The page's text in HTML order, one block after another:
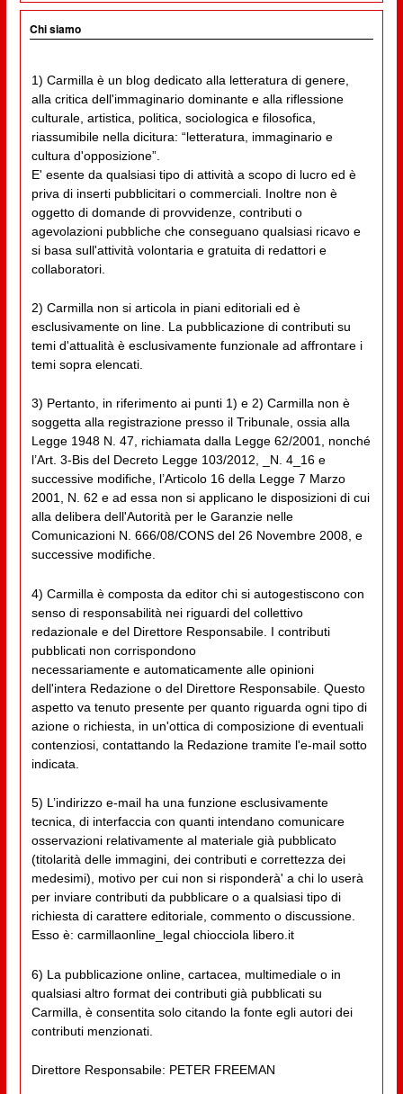
Chi siamo
1) Carmilla è un blog dedicato alla letteratura di genere,
alla critica dell'immaginario dominante e alla riflessione
culturale, artistica, politica, sociologica e filosofica,
riassumibile nella dicitura: “letteratura, immaginario e
cultura d'opposizione”.
E' esente da qualsiasi tipo di attività a scopo di lucro ed è
priva di inserti pubblicitari o commerciali. Inoltre non è
oggetto di domande di provvidenze, contributi o
agevolazioni pubbliche che conseguano qualsiasi ricavo e
si basa sull'attività volontaria e gratuita di redattori e
collaboratori.
2) Carmilla non si articola in piani editoriali ed è
esclusivamente on line. La pubblicazione di contributi su
temi d'attualità è esclusivamente funzionale ad affrontare i
temi sopra elencati.
3) Pertanto, in riferimento ai punti 1) e 2) Carmilla non è
soggetta alla registrazione presso il Tribunale, ossia alla
Legge 1948 N. 47, richiamata dalla Legge 62/2001, nonché
l’Art. 3-Bis del Decreto Legge 103/2012, _N. 4_16 e
successive modifiche, l’Articolo 16 della Legge 7 Marzo
2001, N. 62 e ad essa non si applicano le disposizioni di cui
alla delibera dell'Autorità per le Garanzie nelle
Comunicazioni N. 666/08/CONS del 26 Novembre 2008, e
successive modifiche.
4) Carmilla è composta da editor chi si autogestiscono con
senso di responsabilità nei riguardi del collettivo
redazionale e del Direttore Responsabile. I contributi
pubblicati non corrispondono
necessariamente e automaticamente alle opinioni
dell'intera Redazione o del Direttore Responsabile. Questo
aspetto va tenuto presente per quanto riguarda ogni tipo di
azione o richiesta, in un'ottica di composizione di eventuali
contenziosi, contattando la Redazione tramite l'e-mail sotto
indicata.
5) L’indirizzo e-mail ha una funzione esclusivamente
tecnica, di interfaccia con quanti intendano comunicare
osservazioni relativamente al materiale già pubblicato
(titolarità delle immagini, dei contributi e correttezza dei
medesimi), motivo per cui non si risponderà' a chi lo userà
per inviare contributi da pubblicare o a qualsiasi tipo di
richiesta di carattere editoriale, commento o discussione.
Esso è: carmillaonline_legal chiocciola libero.it
6) La pubblicazione online, cartacea, multimediale o in
qualsiasi altro format dei contributi già pubblicati su
Carmilla, è consentita solo citando la fonte egli autori dei
contributi menzionati.
Direttore Responsabile: PETER FREEMAN